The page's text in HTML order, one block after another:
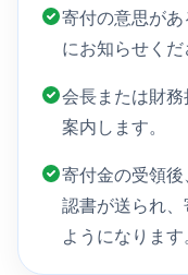
寄付の意思が
にお知らせくだ
会長または財
案内します。
寄付金の受領
認書が送られ
ようになります